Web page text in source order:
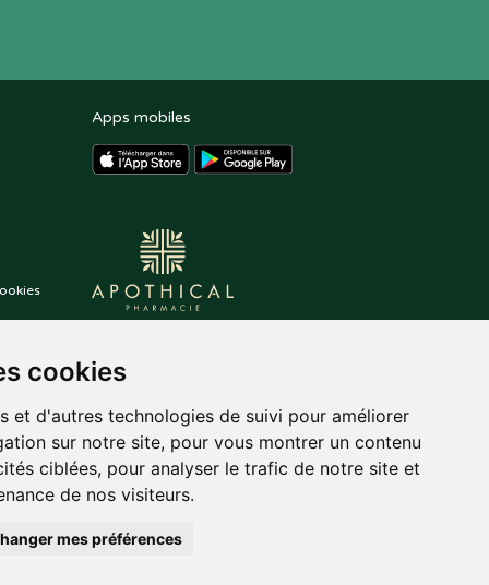
cookies
et d'autres technologies de suivi pour améliorer
sur notre site, pour vous montrer un contenu
ciblées, pour analyser le trafic de notre site et
de nos visiteurs.
mes préférences
Apps mobiles